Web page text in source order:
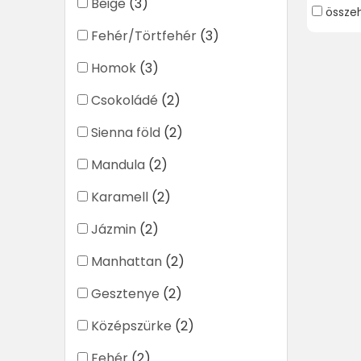
Beige (3)
Fehér/Törtfehér (3)
Homok (3)
Csokoládé (2)
Sienna föld (2)
Mandula (2)
Karamell (2)
Jázmin (2)
Manhattan (2)
Gesztenye (2)
Középszürke (2)